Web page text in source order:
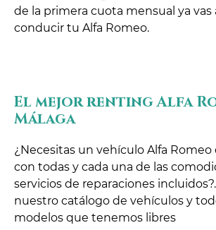
de la primera cuota mensual ya vas
conducir tu Alfa Romeo.
El mejor renting Alfa
Málaga
¿Necesitas un vehículo Alfa Romeo
con todas y cada una de las
servicios de reparaciones
nuestro catálogo de vehículos y
modelos que tenemos libres